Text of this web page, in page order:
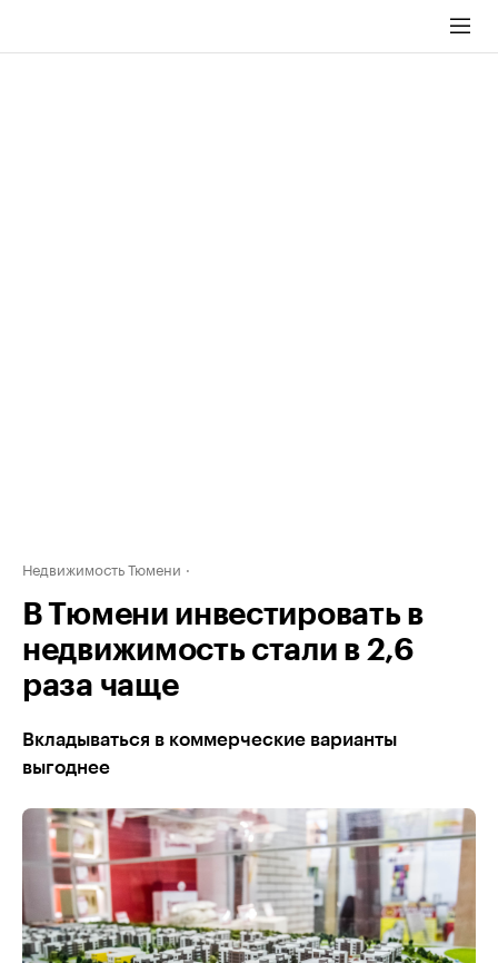
Недвижимость Тюмени
В Тюмени инвестировать в
недвижимость стали в 2,6
раза чаще
Вкладываться в коммерческие варианты
выгоднее